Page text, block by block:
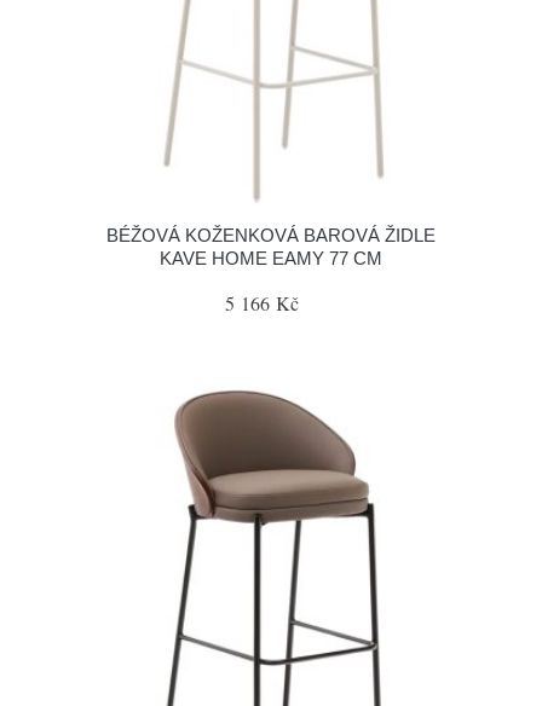
BÉŽOVÁ KOŽENKOVÁ BAROVÁ ŽIDLE
KAVE HOME EAMY 77 CM
5 166 Kč